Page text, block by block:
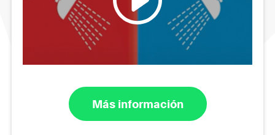
Más información